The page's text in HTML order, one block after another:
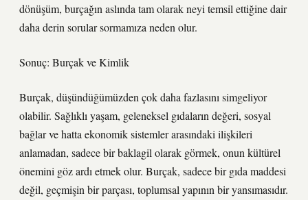
dönüşüm, burçağın aslında tam olarak neyi temsil ettiğine dair
daha derin sorular sormamıza neden olur.
Sonuç: Burçak ve Kimlik
Burçak, düşündüğümüzden çok daha fazlasını simgeliyor
olabilir. Sağlıklı yaşam, geleneksel gıdaların değeri, sosyal
bağlar ve hatta ekonomik sistemler arasındaki ilişkileri
anlamadan, sadece bir baklagil olarak görmek, onun kültürel
önemini göz ardı etmek olur. Burçak, sadece bir gıda maddesi
değil, geçmişin bir parçası, toplumsal yapının bir yansımasıdır.